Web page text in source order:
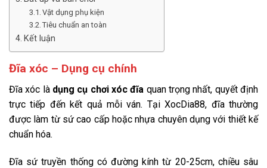
Vật dụng phụ kiện
Tiêu chuẩn an toàn
Kết luận
Đĩa xóc – Dụng cụ chính
Đĩa xóc là dụng cụ chơi xóc đĩa quan trọng nhất, quyết định
trực tiếp đến kết quả mỗi ván. Tại XocDia88, đĩa thường
được làm từ sứ cao cấp hoặc nhựa chuyên dụng với thiết kế
chuẩn hóa.
Đĩa sứ truyền thống có đường kính từ 20-25cm, chiều sâu